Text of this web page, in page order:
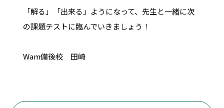
「解る」「出来る」ようになって、先生と一緒に次
の課題テストに臨んでいきましょう！
Wam備後校 田崎